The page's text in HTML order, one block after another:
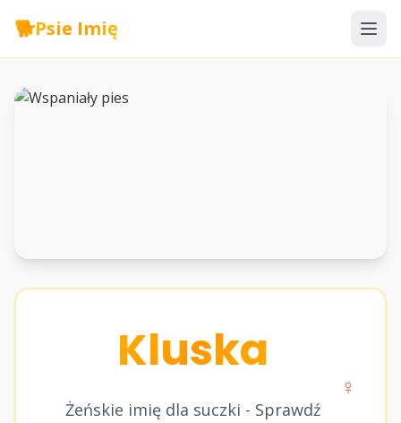
🐕Psie Imię
Kluska
Żeńskie imię dla suczki - Sprawdź
♀